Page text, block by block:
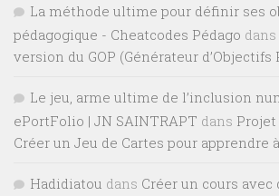
La méthode ultime pour définir ses
pédagogique - Cheatcodes Pédago dans
version du GOP (Générateur d’Objectifs
Le jeu, arme ultime de l’inclusion
ePortFolio | JN SAINTRAPT dans Projet
Créer un Jeu de Cartes pour apprendre
Hadidiatou dans Créer un cours avec